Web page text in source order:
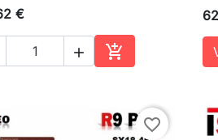
€
 
Ajouter au panier
favorite_border